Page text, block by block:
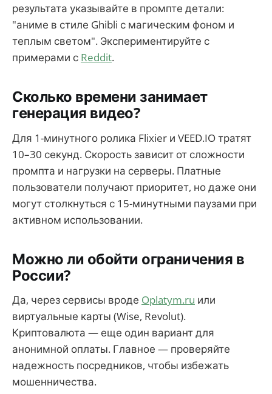
результата указывайте в промпте детали:
"аниме в стиле Ghibli с магическим фоном и
теплым светом". Экспериментируйте с
примерами с Reddit.
Сколько времени занимает
генерация видео?
Для 1-минутного ролика Flixier и VEED.IO тратят
10–30 секунд. Скорость зависит от сложности
промпта и нагрузки на серверы. Платные
пользователи получают приоритет, но даже они
могут столкнуться с 15-минутными паузами при
активном использовании.
Можно ли обойти ограничения в
России?
Да, через сервисы вроде Oplatym.ru или
виртуальные карты (Wise, Revolut).
Криптовалюта — еще один вариант для
анонимной оплаты. Главное — проверяйте
надежность посредников, чтобы избежать
мошенничества.